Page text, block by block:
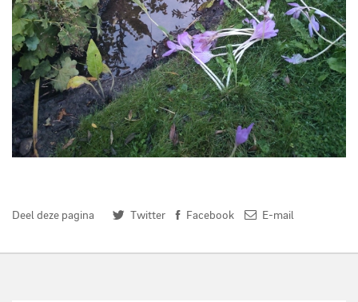
Deel deze pagina Twitter Facebook E-mail